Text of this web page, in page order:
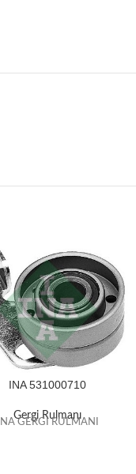
INA 531000710
Gergi Rulmanı
INA GERGİ RULMANI